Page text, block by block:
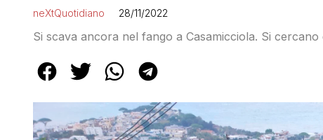
neXtQuotidiano 28/11/2022
Si scava ancora nel fango a Casamicciola. Si cercano